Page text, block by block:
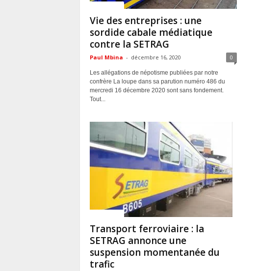
Vie des entreprises : une
sordide cabale médiatique
contre la SETRAG
Paul Mbina - décembre 16, 2020 0
Les allégations de népotisme publiées par notre
confrère La loupe dans sa parution numéro 486 du
mercredi 16 décembre 2020 sont sans fondement.
Tout...
Transport ferroviaire : la
SETRAG annonce une
suspension momentanée du
trafic